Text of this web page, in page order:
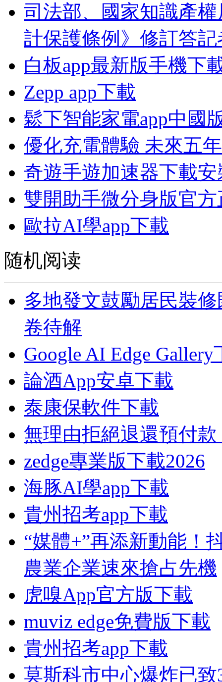
司法部、國家知識產
計保護條例》修訂答記
白板app最新版手機下
Zepp app下載
鬆下智能家電app中國
優化充電體驗 未來五
奇遊手遊加速器下載安
雙開助手微分身版官
歐拉AI學app下載
随机阅读
多地發文鼓勵居民裝
卷待解
Google AI Edge Gallery
論酒App安卓下載
泰康保軟件下載
無理由拒絕退還預付
zedge專業版下載2026
海豚AI學app下載
貴州招考app下載
“媒體+”再添新動能！
農業企業速來搶占先機
虎嗅App官方版下載
muviz edge免費版下載
貴州招考app下載
莫斯科市中心爆炸已